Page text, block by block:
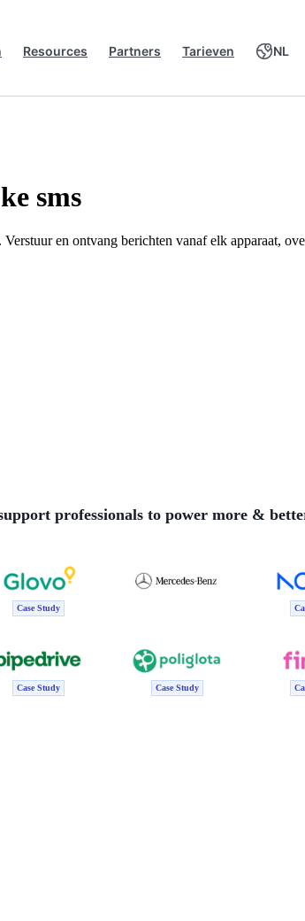
Resources Partners Tarieven NL
sms
en ontvang berichten vanaf elk apparaat,
professionals to power more &
Case Study
Case Study Case Study